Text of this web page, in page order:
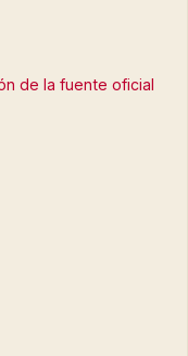
de la fuente oficial